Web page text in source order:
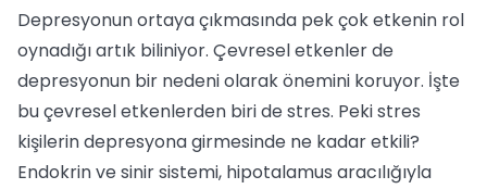
Depresyonun ortaya çıkmasında pek çok etkenin rol
oynadığı artık biliniyor. Çevresel etkenler de
depresyonun bir ne­deni olarak önemini koruyor. İşte
bu çev­resel etkenlerden biri de stres. Peki stres
kişilerin depresyona girmesinde ne kadar etkili?
Endokrin ve sinir sistemi, hipotalamus aracılığıyla